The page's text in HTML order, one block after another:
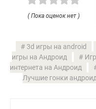
( Пока оценок нет )
3d игры на android
игры на Андроид
интернета на Андроид
Лучшие гонки